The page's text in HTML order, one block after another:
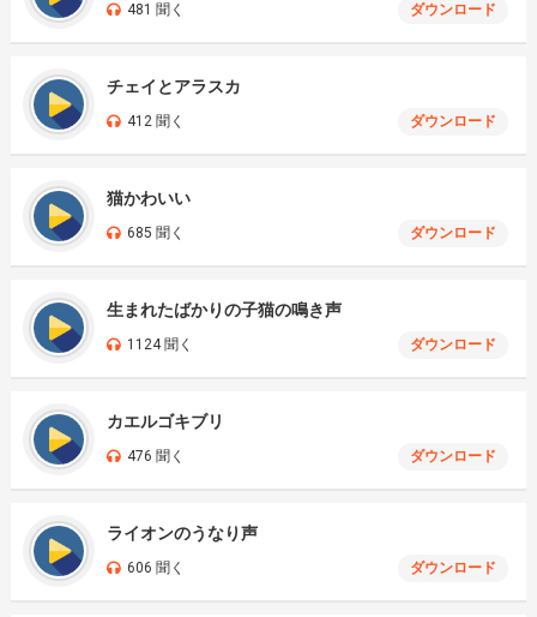
481 聞く ダウンロード
チェイとアラスカ
412 聞く ダウンロード
猫かわいい
685 聞く ダウンロード
生まれたばかりの子猫の鳴き声
1124 聞く ダウンロード
カエルゴキブリ
476 聞く ダウンロード
ライオンのうなり声
606 聞く ダウンロード